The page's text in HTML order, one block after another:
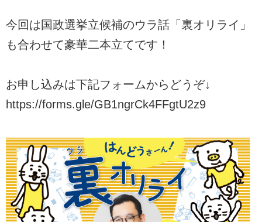
今回は国政選挙立候補のウラ話「裏オリライ」
も合わせて豪華二本立てです！
お申し込みは下記フォームからどうぞ↓
https://forms.gle/GB1ngrCk4FFgtU2z9